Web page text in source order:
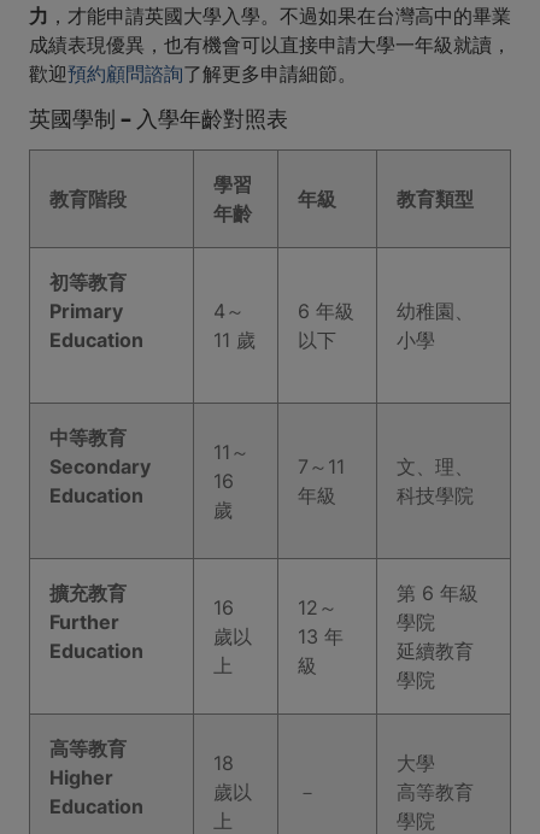
力 ，才能申請英國大學入學。不過如果在台灣高中的畢業
成績表現優異，也有機會可以直接申請大學一年級就讀，
歡迎預約顧問諮詢了解更多申請細節。
英國學制 - 入學年齡對照表
教育階段
​學習
年齡
年級 教育類型
初等教育
Primary
Education
4～
11 歲
6 年級
以下
幼稚園、
小學
中等教育
Secondary
Education
11～
16
歲
7～11
年級
文、理、
科技學院
擴充教育
Further
Education
16
歲以
上
12～
13 年
級
​第 6 年級
學院
延續教育
學院
高等教育
Higher
Education
18
歲以
上
​－
​大學
高等教育
學院